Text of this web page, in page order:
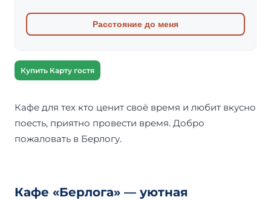
Расстояние до меня
Купить Карту гостя
Кафе для тех кто ценит своё время и любит вкусно
поесть, приятно провести время. Добро
пожаловать в Берлогу.
Кафе «Берлога» — уютная